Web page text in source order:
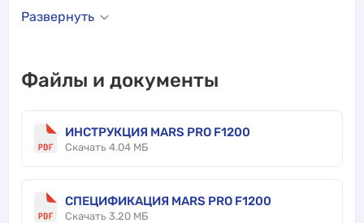
Развернуть
Файлы и документы
ИНСТРУКЦИЯ MARS PRO F1200
Скачать 4.04 МБ
СПЕЦИФИКАЦИЯ MARS PRO F1200
Скачать 3.20 МБ